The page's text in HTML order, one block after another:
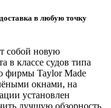
в любую точку
собой новую
в классе судов типа
фирмы Taylor Made
окнами, на
установлен